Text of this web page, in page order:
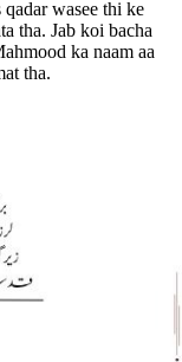
wasee thi ke
tha. Jab koi bacha
ka naam aa
tha.